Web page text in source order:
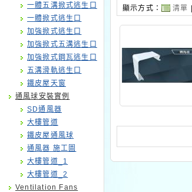
一體五溝掀式逃生口
一體掀式逃生口
加強掀式逃生口
加強掀式五溝逃生口
加強掀式鋼瓦逃生口
五溝滑軌逃生口
鐵皮屋天窗
通風球安裝實例
SD通風器
大樓管道
鐵皮屋通風球
通風器 施工圖
大樓管道_1
大樓管道_2
Ventilation Fans
顯示方式： 清單